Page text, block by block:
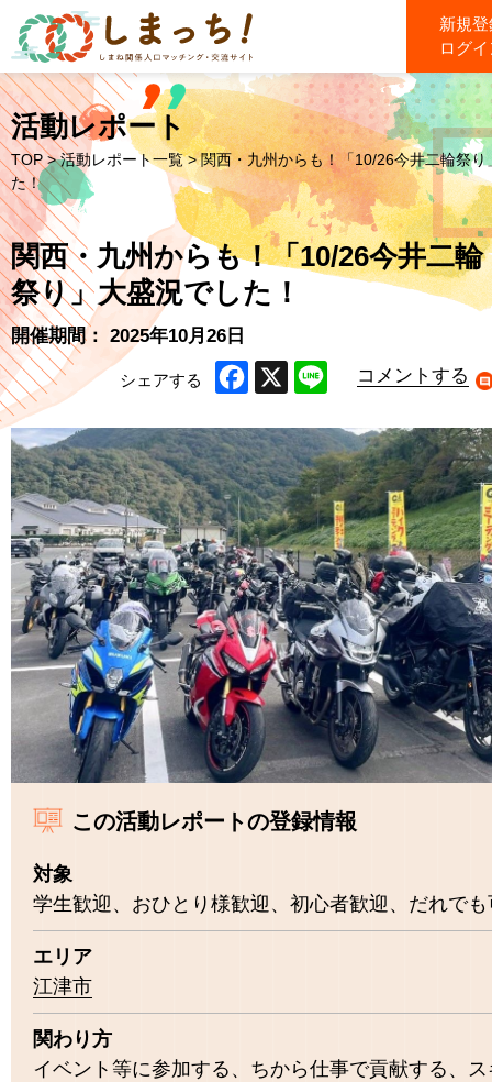
新規
ログ
活動レポート
TOP >活動レポート一覧> 関西・九州からも！「10/26今井二輪祭り
た！
関西・九州からも！「10/26今井二輪
祭り」大盛況でした！
開催期間： 2025年10月26日
シェアする
コメントする
この活動レポートの登録情報
対象
学生歓迎、おひとり様歓迎、初心者歓迎、だれでも
エリア
江津市
関わり方
イベント等に参加する、ちから仕事で貢献する、